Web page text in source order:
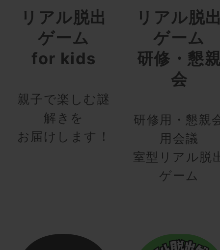
リアル脱出
ゲーム
for kids
親子で楽しむ謎
解きを
お届けします！
リアル脱
ゲーム
研修・懇
会
研修用・懇親
用会議
室型リアル脱
ゲーム